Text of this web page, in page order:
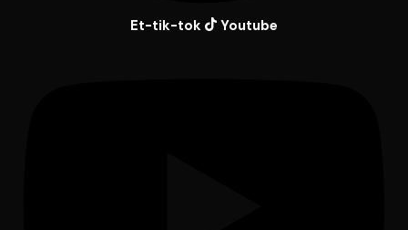
Et-tik-tok Youtube